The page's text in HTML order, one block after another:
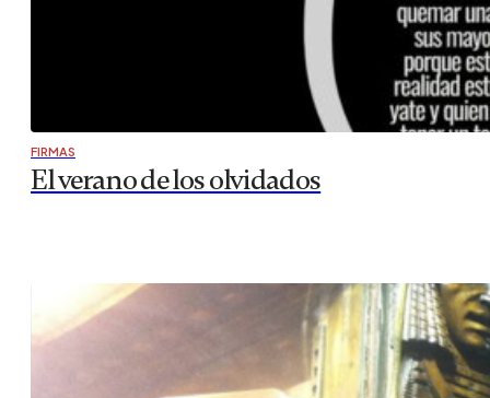
FIRMAS
El verano de los olvidados